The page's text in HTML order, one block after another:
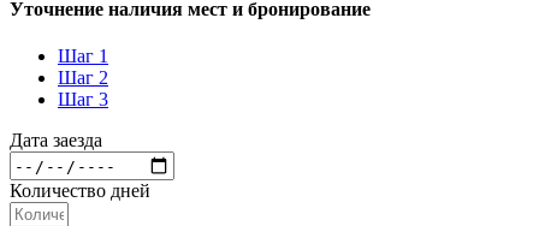
Уточнение наличия мест и бронирование
Шаг 1
Шаг 2
Шаг 3
Дата заезда
Количество дней